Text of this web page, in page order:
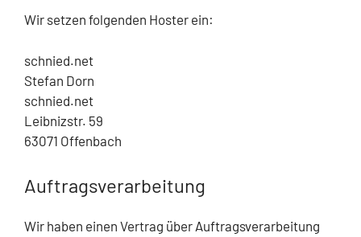
Wir setzen folgenden Hoster ein:
schnied.net
Stefan Dorn
schnied.net
Leibnizstr. 59
63071 Offenbach
Auftragsverarbeitung
Wir haben einen Vertrag über Auftragsverarbeitung